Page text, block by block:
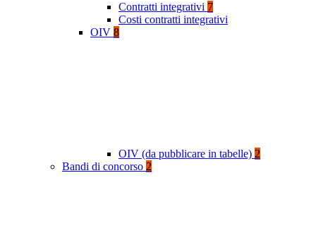
Contratti integrativi 7
Costi contratti integrativi
OIV 8
OIV (da pubblicare in tabelle) 2
Bandi di concorso 2